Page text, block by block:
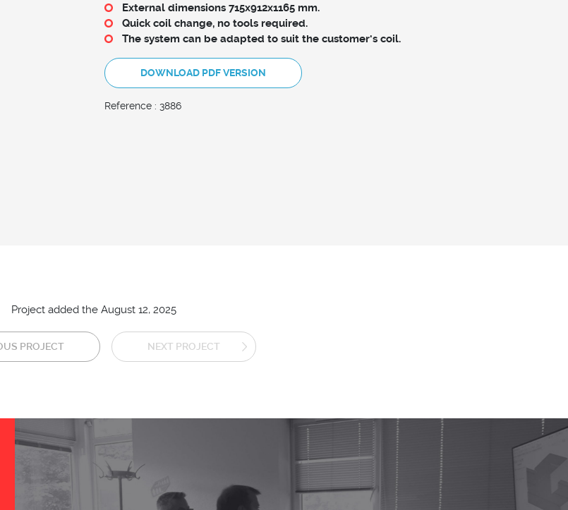
External dimensions 715x912x1165 mm.
Quick coil change, no tools required.
The system can be adapted to suit the customer's coil.
DOWNLOAD PDF VERSION
Reference : 3886
Project added the August 12, 2025
PROJECT NEXT PROJECT